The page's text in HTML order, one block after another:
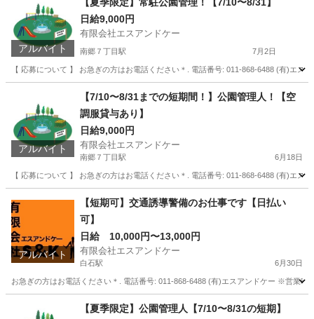
アルバイト
日給9,000円
有限会社エスアンドケー
南郷７丁目駅 7月2日
【 応募について 】 お急ぎの方はお電話ください＊. 電話番号: 011-868-6488 (有)エ
警備員 スタッフ
アルバイト
【7/10〜8/31までの短期間！】公園管理人！【空
調服貸与あり】
日給9,000円
有限会社エスアンドケー
南郷７丁目駅 6月18日
【 応募について 】 お急ぎの方はお電話ください＊. 電話番号: 011-868-6488 (有)エ
南郷７丁目駅 警備員 短期間
アルバイト
【短期可】交通誘導警備のお仕事です【日払い
可】
日給 10,000円〜13,000円
有限会社エスアンドケー
白石駅 6月30日
お急ぎの方はお電話ください＊. 電話番号: 011-868-6488 (有)エスアンドケー ※営業
白石駅 警備員 スタッフ
【夏季限定】公園管理人【7/10〜8/31の短期】